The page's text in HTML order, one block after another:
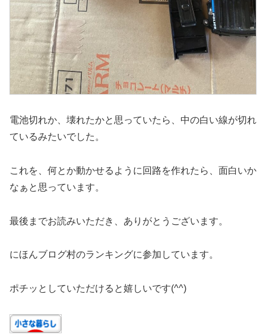
電池切れか、壊れたかと思っていたら、中の白い線が切れ
ているみたいでした。
これを、何とか動かせるように回路を作れたら、面白いか
なぁと思っています。
最後までお読みいただき、ありがとうございます。
にほんブログ村のランキングに参加しています。
ポチッとしていただけると嬉しいです(^^)